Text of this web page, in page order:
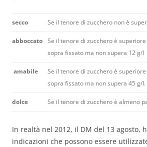
secco Se il tenore di zucchero non è
abboccato Se il tenore di zucchero è
sopra fissato ma non supera 12 g/l
amabile
Se il tenore di zucchero è
sopra fissato ma non supera 45 g/l.
dolce Se il tenore di zucchero è almeno
In realtà nel 2012, il DM del 13 agosto,
indicazioni che possono essere